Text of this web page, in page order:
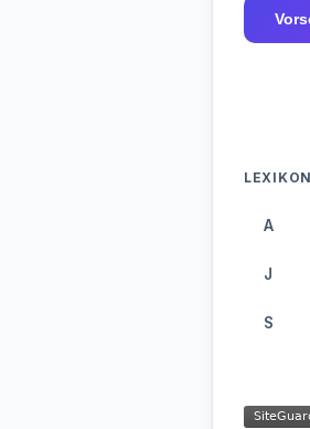
LEXIKON
A
J
S